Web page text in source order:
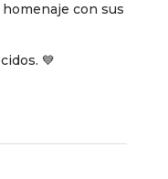
con sus
💙